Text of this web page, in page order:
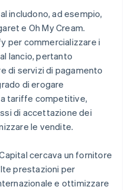
includono, ad esempio,
e Oh My Cream.
per commercializzare i
lancio, pertanto
di servizi di pagamento
di erogare
tariffe competitive,
di accettazione dei
le vendite.
cercava un fornitore
prestazioni per
e ottimizzare